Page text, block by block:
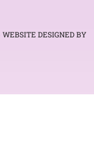
DESIGNED BY